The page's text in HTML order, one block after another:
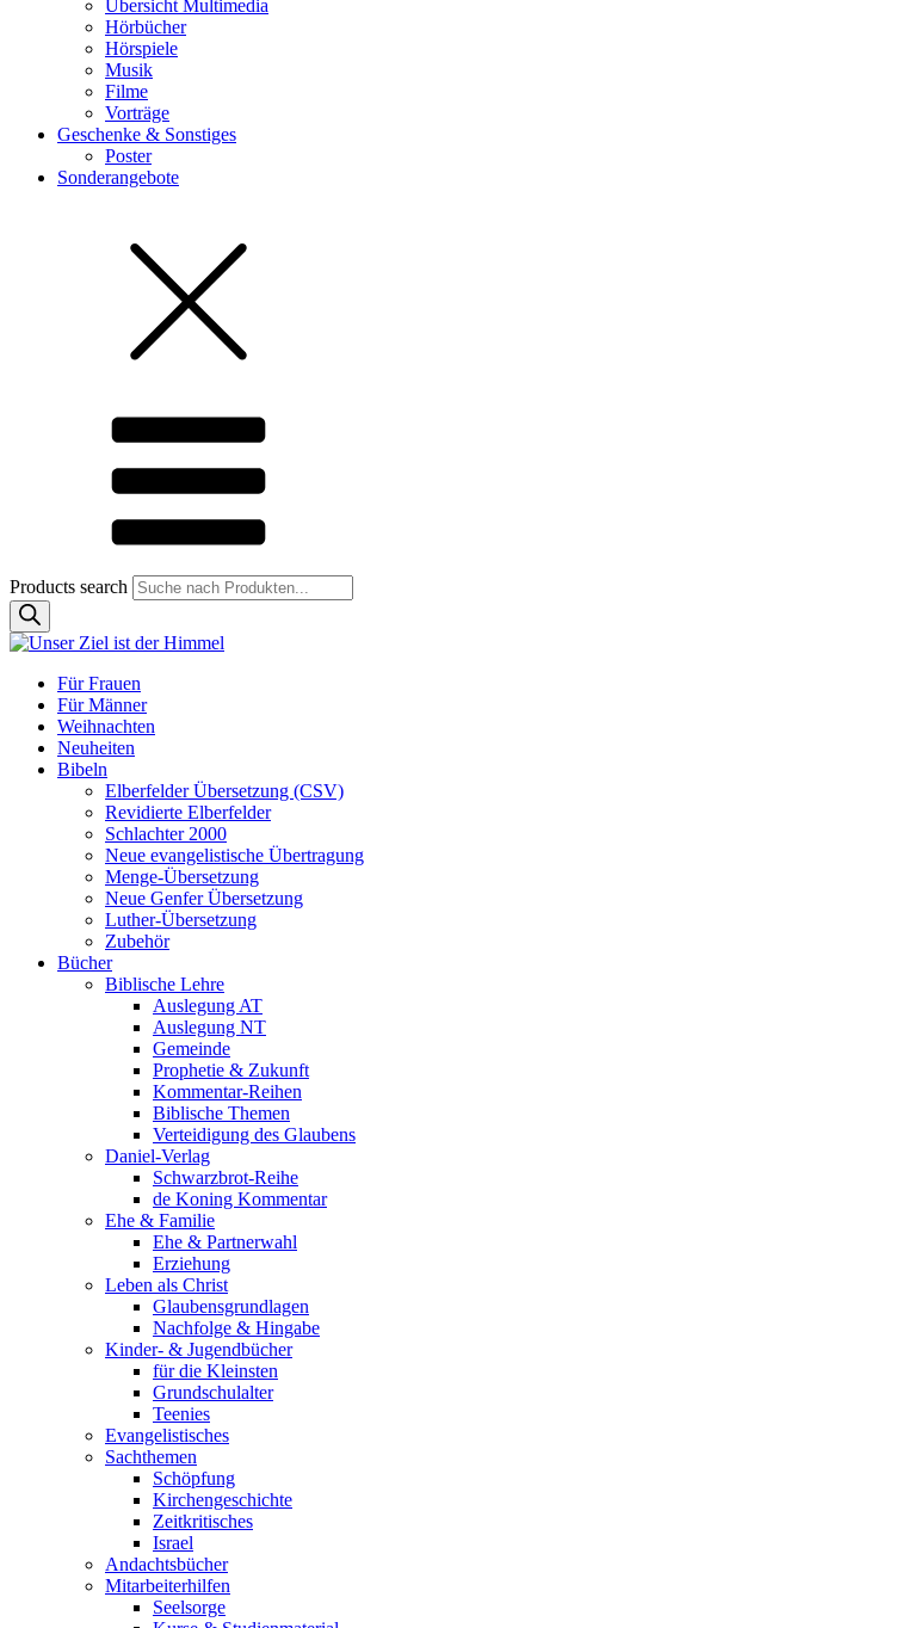
Übersicht Multimedia
Hörbücher
Hörspiele
Musik
Filme
Vorträge
Geschenke & Sonstiges
Poster
Sonderangebote
Products search
Für Frauen
Für Männer
Weihnachten
Neuheiten
Bibeln
Elberfelder Übersetzung (CSV)
Revidierte Elberfelder
Schlachter 2000
Neue evangelistische Übertragung
Menge-Übersetzung
Neue Genfer Übersetzung
Luther-Übersetzung
Zubehör
Bücher
Biblische Lehre
Auslegung AT
Auslegung NT
Gemeinde
Prophetie & Zukunft
Kommentar-Reihen
Biblische Themen
Verteidigung des Glaubens
Daniel-Verlag
Schwarzbrot-Reihe
de Koning Kommentar
Ehe & Familie
Ehe & Partnerwahl
Erziehung
Leben als Christ
Glaubensgrundlagen
Nachfolge & Hingabe
Kinder- & Jugendbücher
für die Kleinsten
Grundschulalter
Teenies
Evangelistisches
Sachthemen
Schöpfung
Kirchengeschichte
Zeitkritisches
Israel
Andachtsbücher
Mitarbeiterhilfen
Seelsorge